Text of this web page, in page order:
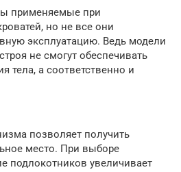
применяемые при
но не все они
эксплуатацию. Ведь модели
не смогут обеспечивать
тела, а соответственно и
позволяет получить
место. При выборе
подлокотников увеличивает